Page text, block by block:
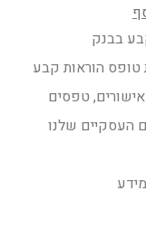
בבנק
טופס הוראות קבע
טפסים
העסקיים שלנו